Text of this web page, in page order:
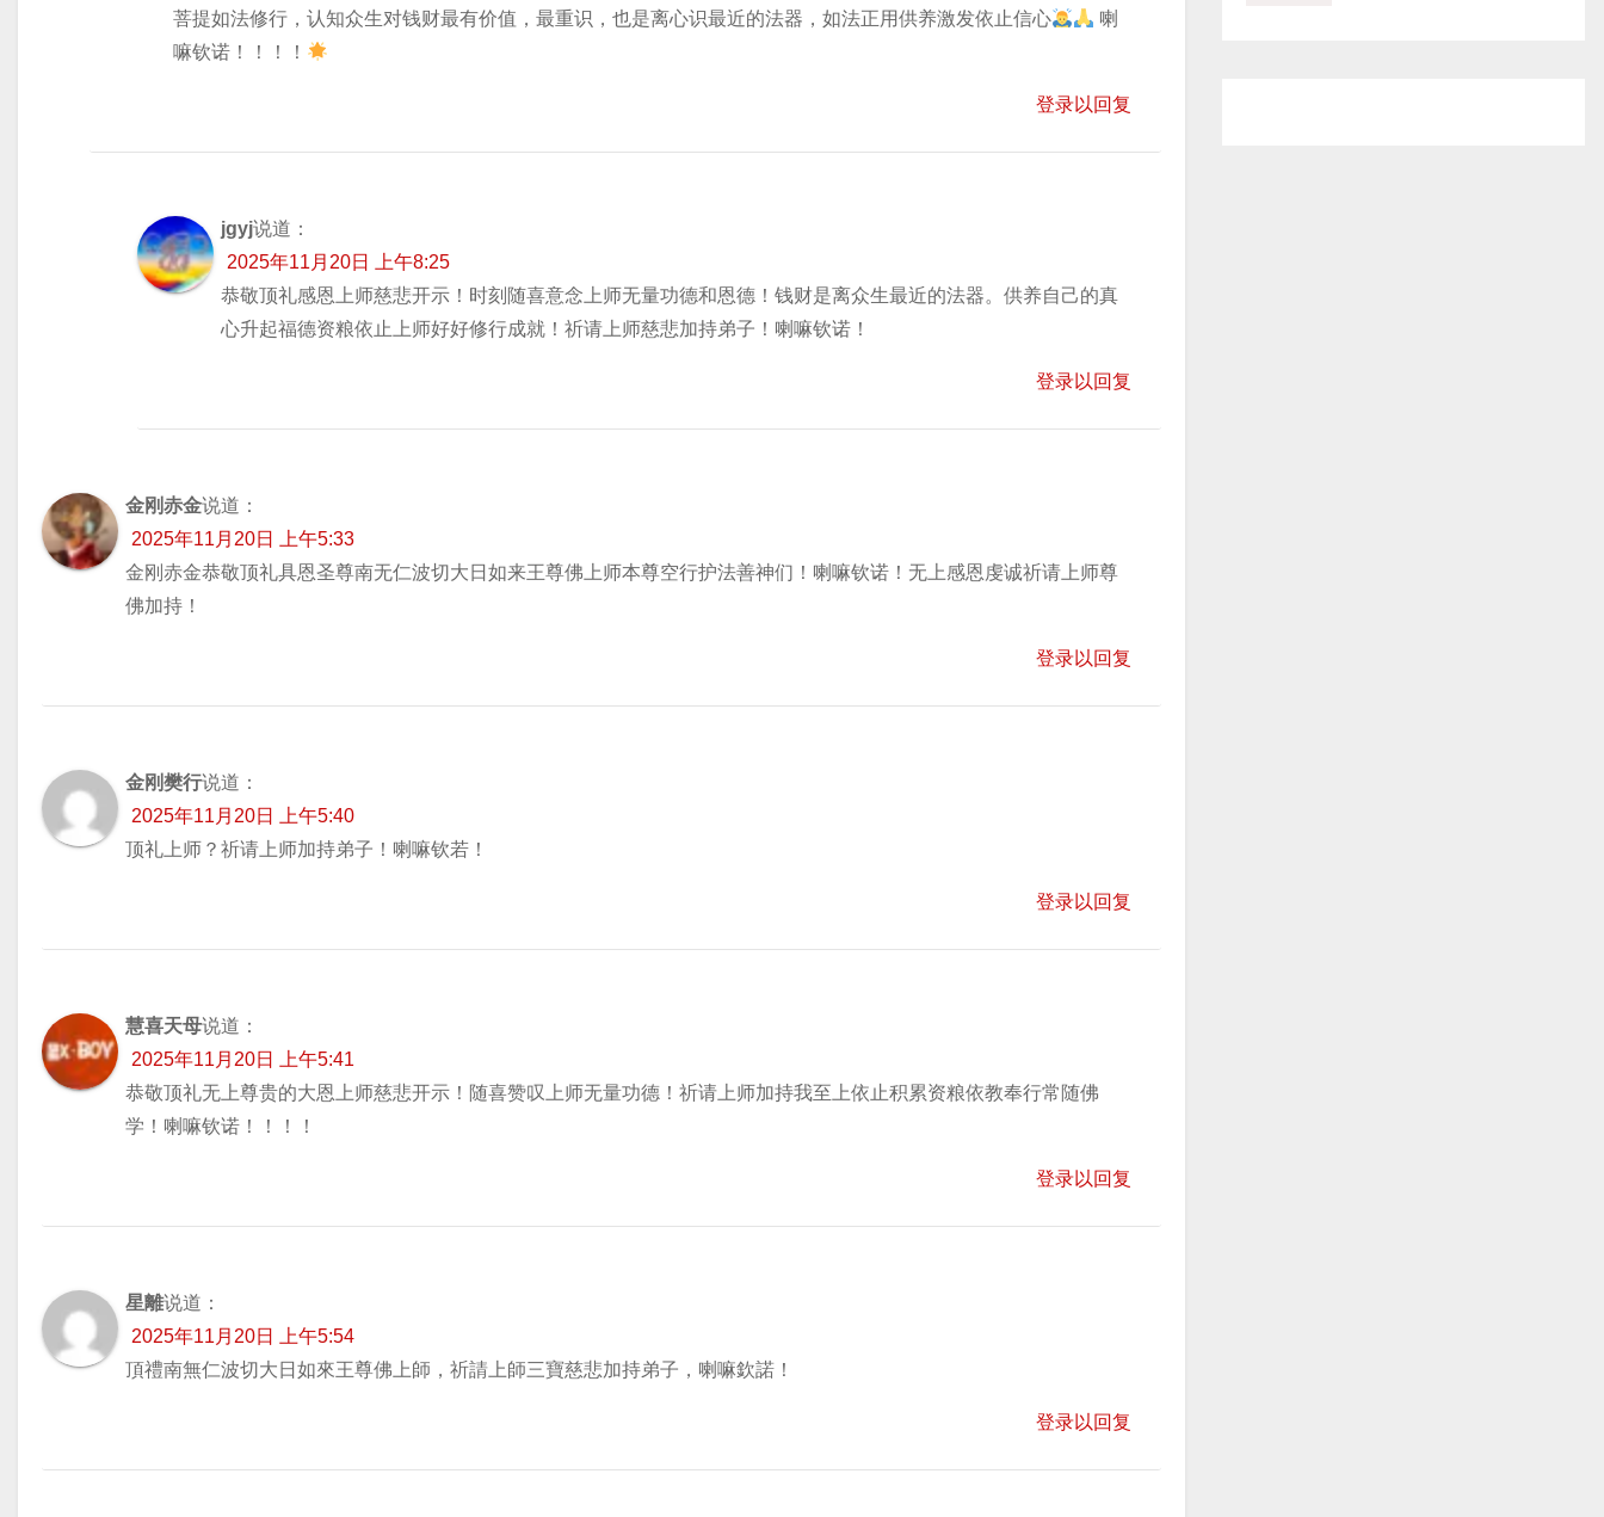
菩提如法修行，认知众生对钱财最有价值，最重识，也是离心识最近的法器，如法正用供养激发依止信心
喇
嘛钦诺！！！！
登录以回复
jgyj说道：
2025年11月20日 上午8:25
恭敬顶礼感恩上师慈悲开示！时刻随喜意念上师无量功德和恩德！钱财是离众生最近的法器。供养自己的真
心升起福德资粮依止上师好好修行成就！祈请上师慈悲加持弟子！喇嘛钦诺！
登录以回复
金刚赤金说道：
2025年11月20日 上午5:33
金刚赤金恭敬顶礼具恩圣尊南无仁波切大日如来王尊佛上师本尊空行护法善神们！喇嘛钦诺！无上感恩虔诚祈请上师尊
佛加持！
登录以回复
金刚樊行说道：
2025年11月20日 上午5:40
顶礼上师？祈请上师加持弟子！喇嘛钦若！
登录以回复
慧喜天母说道：
2025年11月20日 上午5:41
恭敬顶礼无上尊贵的大恩上师慈悲开示！随喜赞叹上师无量功德！祈请上师加持我至上依止积累资粮依教奉行常随佛
学！喇嘛钦诺！！！！
登录以回复
星離说道：
2025年11月20日 上午5:54
頂禮南無仁波切大日如來王尊佛上師，祈請上師三寶慈悲加持弟子，喇嘛欽諾！
登录以回复